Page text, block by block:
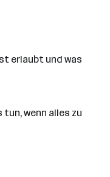
erlaubt und was
tun, wenn alles zu